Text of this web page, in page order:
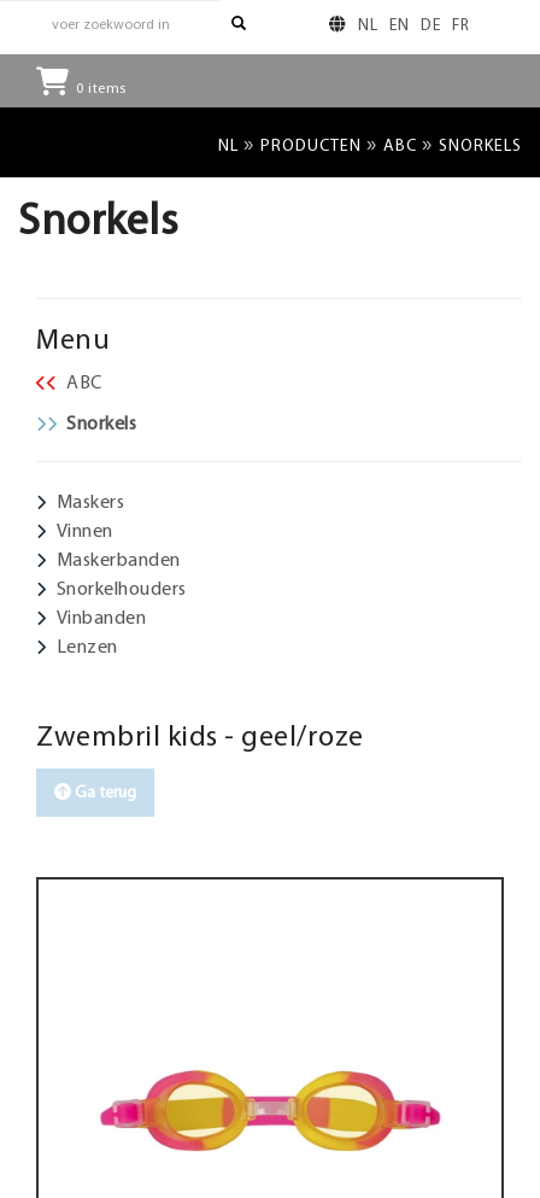
NL EN DE FR
0 items
NL » PRODUCTEN » ABC » SNORKELS
Snorkels
Menu
ABC
Snorkels
Maskers
Vinnen
Maskerbanden
Snorkelhouders
Vinbanden
Lenzen
Zwembril kids - geel/roze
Ga terug